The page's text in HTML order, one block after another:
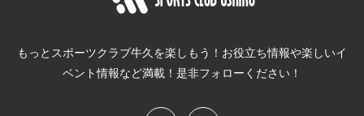
もっとスポーツクラブ牛久を楽しもう！お役立ち情報や楽しいイ
ベント情報など満載！是非フォローください！